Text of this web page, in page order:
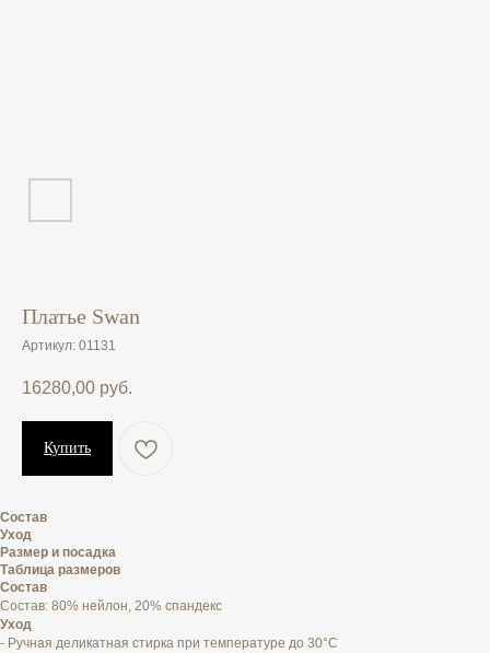
Платье Swan
Артикул: 01131
16280,00 руб.
Купить
Состав
Уход
Размер и посадка
Таблица размеров
Состав
Состав: 80% нейлон, 20% спандекс
Уход
- Ручная деликатная стирка при температуре до 30°C